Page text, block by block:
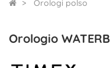
Orologi polso
Orologio